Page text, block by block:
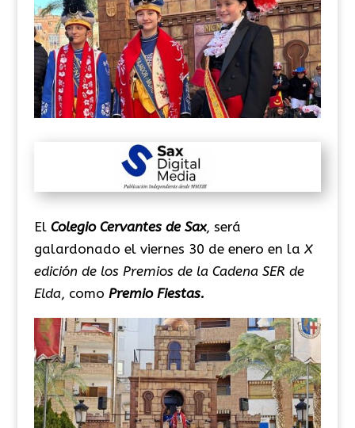
El Colegio Cervantes de Sax, será
galardonado el viernes 30 de enero en la X
edición de los Premios de la Cadena SER de
Elda, como Premio Fiestas.